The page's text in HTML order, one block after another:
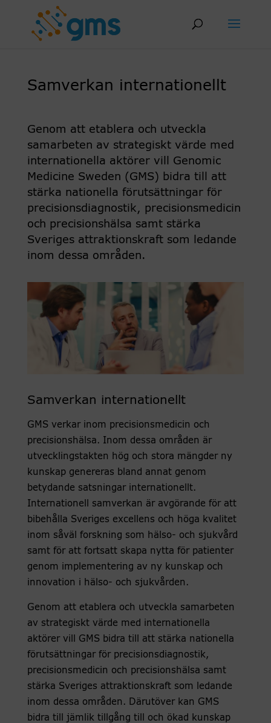
Samverkan internationellt
Genom att etablera och utveckla
samarbeten av strategiskt värde med
internationella aktörer vill Genomic
Medicine Sweden (GMS) bidra till att
stärka nationella förutsättningar för
precisionsdiagnostik, precisionsmedicin
och precisionshälsa samt stärka
Sveriges attraktionskraft som ledande
inom dessa områden.
Samverkan internationellt
GMS verkar inom precisionsmedicin och
precisionshälsa. Inom dessa områden är
utvecklingstakten hög och stora mängder ny
kunskap genereras bland annat genom
betydande satsningar internationellt.
Internationell samverkan är avgörande för att
bibehålla Sveriges excellens och höga kvalitet
inom såväl forskning som hälso- och sjukvård
samt för att fortsatt skapa nytta för patienter
genom implementering av ny kunskap och
innovation i hälso- och sjukvården.
Genom att etablera och utveckla samarbeten
av strategiskt värde med internationella
aktörer vill GMS bidra till att stärka nationella
förutsättningar för precisionsdiagnostik,
precisionsmedicin och precisionshälsa samt
stärka Sveriges attraktionskraft som ledande
inom dessa områden. Därutöver kan GMS
bidra till jämlik tillgång till och ökad kunskap